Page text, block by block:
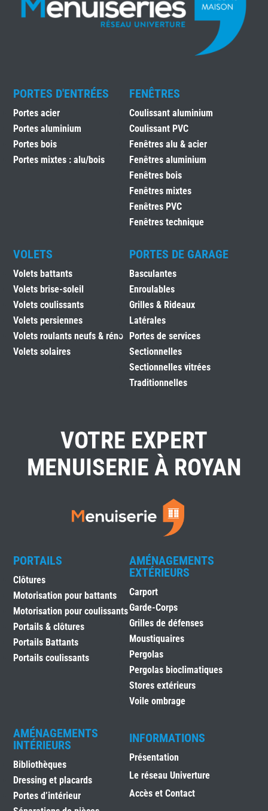
PORTES D'ENTRÉES
Portes acier
Portes aluminium
Portes bois
Portes mixtes : alu/bois
FENÊTRES
Coulissant aluminium
Coulissant PVC
Fenêtres alu & acier
Fenêtres aluminium
Fenêtres bois
Fenêtres mixtes
Fenêtres PVC
Fenêtres technique
VOLETS
Volets battants
Volets brise-soleil
Volets coulissants
Volets persiennes
Volets roulants neufs & réno
Volets solaires
PORTES DE GARAGE
Basculantes
Enroulables
Grilles & Rideaux
Latérales
Portes de services
Sectionnelles
Sectionnelles vitrées
Traditionnelles
VOTRE EXPERT
MENUISERIE À ROYAN
PORTAILS
Clôtures
Motorisation pour battants
Motorisation pour coulissants
Portails & clôtures
Portails Battants
Portails coulissants
AMÉNAGEMENTS
EXTÉRIEURS
Carport
Garde-Corps
Grilles de défenses
Moustiquaires
Pergolas
Pergolas bioclimatiques
Stores extérieurs
Voile ombrage
AMÉNAGEMENTS
INTÉRIEURS
Bibliothèques
Dressing et placards
Portes d’intérieur
INFORMATIONS
Présentation
Le réseau Univerture
Accès et Contact